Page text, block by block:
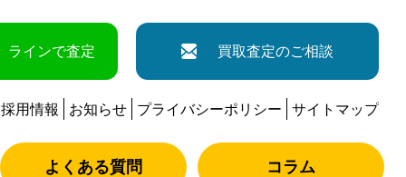
ラインで査定 買取査定のご相談
採用情報 お知らせ プライバシーポリシー サイトマップ
よくある質問 コラム